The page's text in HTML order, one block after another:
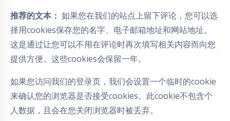
推荐的文本： 如果您在我们的站点上留下评论，您可以选
择用cookies保存您的名字、电子邮箱地址和网站地址。
这是通过让您可以不用在评论时再次填写相关内容而向您
提供方便。这些cookies会保留一年。
如果您访问我们的登录页，我们会设置一个临时的cookie
来确认您的浏览器是否接受cookies。此cookie不包含个
人数据，且会在您关闭浏览器时被丢弃。